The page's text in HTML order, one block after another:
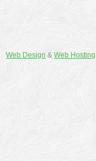
Web Design & Web Hosting